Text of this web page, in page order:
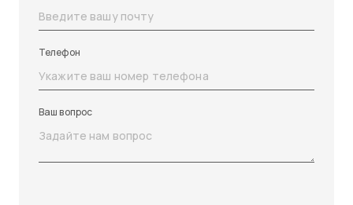
Телефон
Ваш вопрос